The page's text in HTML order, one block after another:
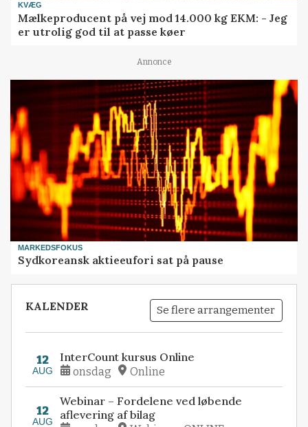
KVÆG
Mælkeproducent på vej mod 14.000 kg EKM: - Jeg
er utrolig god til at passe køer
Annonce
MARKEDSFOKUS
Sydkoreansk aktieeufori sat på pause
KALENDER Se flere arrangementer
12
AUG
InterCount kursus Online
onsdag Online
12
AUG
Webinar – Fordelene ved løbende
aflevering af bilag